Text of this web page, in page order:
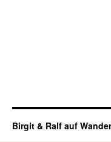
Birgit & Ralf auf